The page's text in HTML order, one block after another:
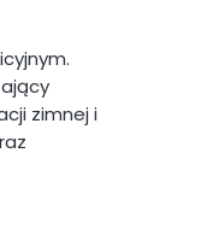
zimnej i